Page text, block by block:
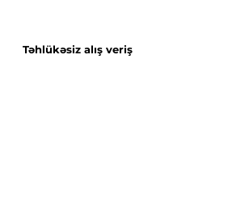
Təhlükəsiz alış veriş